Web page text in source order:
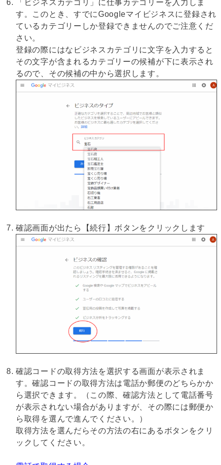
「ビジネスカテゴリ」に仕事カテゴリーを入力しま
す。このとき、すでにGoogleマイビジネスに登録され
ているカテゴリーしか登録できませんのでご注意くだ
さい。
登録の際にはなビジネスカテゴリに文字を入力すると
その文字が含まれるカテゴリーの候補が下に表示され
るので、その候補の中から選択します。
確認画面が出たら【続行】ボタンをクリックします
確認コードの取得方法を選択する画面が表示されま
す。確認コードの取得方法は電話か郵便のどちらかか
ら選択できます。（この際、確認方法として電話番号
が表示されない場合がありますが、その際には郵便か
ら取得を選んで進んでください。）
取得方法を選んだらその方法の右にあるボタンをクリ
ックしてください。